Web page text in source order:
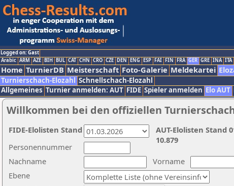
Logged on: Gast
Arabic ARM AZE BIH BUL CAT CHN CRO CZE DEN ENG ESP FAI FIN FRA GER GRE INA ITA
Home TurnierDB Meisterschaft Foto-Galerie Meldekartei
Turnierschach-Elozahl Schnellschach-Elozahl
Allgemeines Turnier anmelden: AUT FIDE Spieler anmelden Elo AUT
Willkommen bei den offiziellen
Nachname
Vorname
Ebene
Personennummer
AUT-Elolisten Stand
10.879
FIDE-Elolisten Stand